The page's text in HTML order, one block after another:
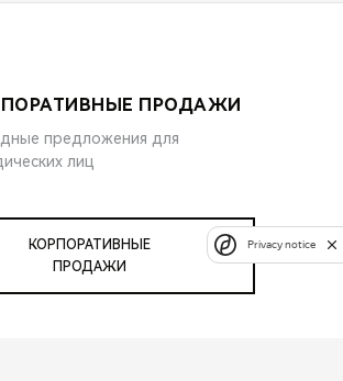
ПРОДАЖИ
предложения для
лиц
КОРПОРАТИВНЫЕ
ПРОДАЖИ
Privacy notice